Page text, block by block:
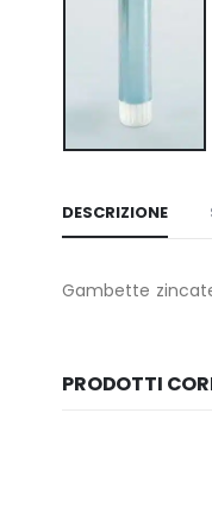
DESCRIZIONE
Gambette
PRODOTTI